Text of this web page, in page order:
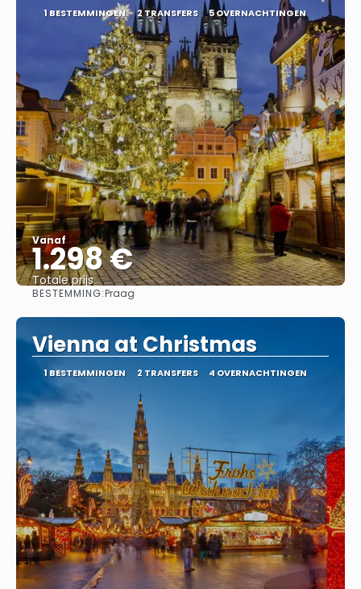
1 BESTEMMINGEN 2 TRANSFERS 5 OVERNACHTINGEN
Vanaf
1.298 €
Totale prijs
BESTEMMING:Praag
Vienna at Christmas
1 BESTEMMINGEN 2 TRANSFERS 4 OVERNACHTINGEN